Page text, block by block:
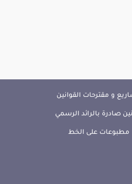
و مقترحات القوانين
صادرة بالرائد الرسمي
مطبوعات على الخط